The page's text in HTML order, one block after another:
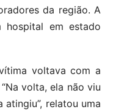
da região. A
hospital em estado
voltava com a
volta, ela não viu
relatou uma